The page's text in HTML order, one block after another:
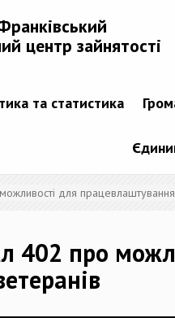
центр зайнятості
та статистика
для працевлаштування
402 про